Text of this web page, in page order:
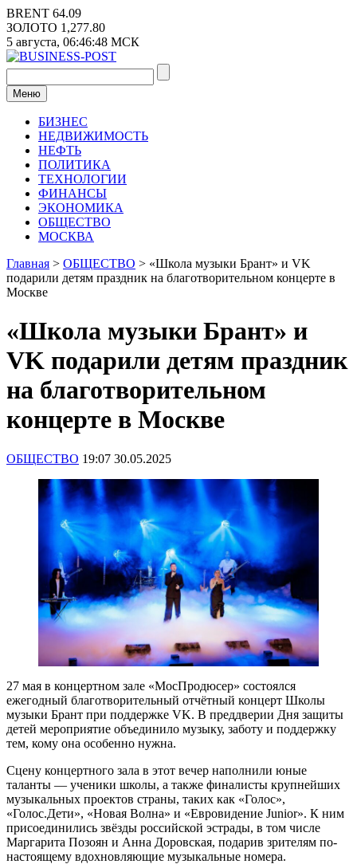
Перейти
к
содержимому
BRENT 64.09
ЗОЛОТО 1,277.80
5 августа, 06:46:48 МСК
Меню
БИЗНЕС
НЕДВИЖИМОСТЬ
НЕФТЬ
ПОЛИТИКА
ТЕХНОЛОГИИ
ФИНАНСЫ
ЭКОНОМИКА
ОБЩЕСТВО
МОСКВА
Главная > ОБЩЕСТВО > «Школа музыки Брант» и VK
подарили детям праздник на благотворительном концерте в
Москве
«Школа музыки Брант» и
VK подарили детям праздник
на благотворительном
концерте в Москве
ОБЩЕСТВО 19:07 30.05.2025
27 мая в концертном зале «МосПродюсер» состоялся
ежегодный благотворительный отчётный концерт Школы
музыки Брант при поддержке VK. В преддверии Дня защиты
детей мероприятие объединило музыку, заботу и поддержку
тем, кому она особенно нужна.
Сцену концертного зала в этот вечер наполнили юные
таланты — ученики школы, а также финалисты крупнейших
музыкальных проектов страны, таких как «Голос»,
«Голос.Дети», «Новая Волна» и «Евровидение Junior». К ним
присоединились звёзды российской эстрады, в том числе
Маргарита Позоян и Анна Доровская, подарив зрителям по-
настоящему вдохновляющие музыкальные номера.